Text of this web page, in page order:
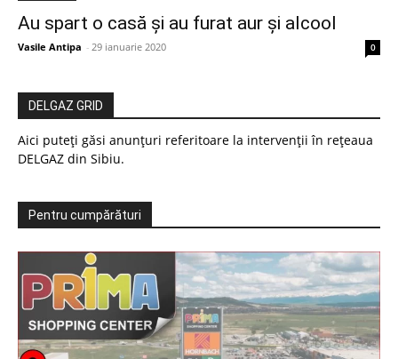
Au spart o casă și au furat aur și alcool
Vasile Antipa - 29 ianuarie 2020 0
DELGAZ GRID
Aici puteți găsi anunțuri referitoare la intervenții în rețeaua
DELGAZ din Sibiu.
Pentru cumpărături